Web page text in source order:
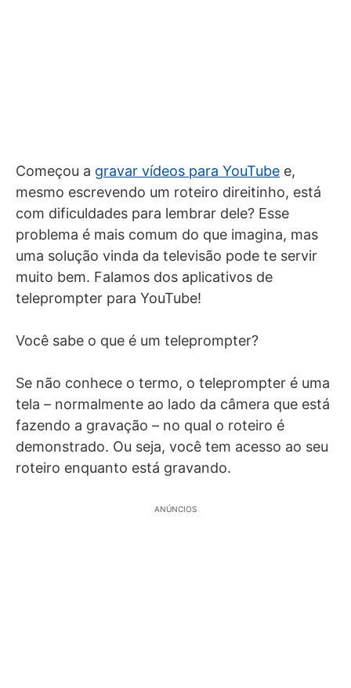
Começou a gravar vídeos para YouTube e,
mesmo escrevendo um roteiro direitinho, está
com dificuldades para lembrar dele? Esse
problema é mais comum do que imagina, mas
uma solução vinda da televisão pode te servir
muito bem. Falamos dos aplicativos de
teleprompter para YouTube!
Você sabe o que é um teleprompter?
Se não conhece o termo, o teleprompter é uma
tela – normalmente ao lado da câmera que está
fazendo a gravação – no qual o roteiro é
demonstrado. Ou seja, você tem acesso ao seu
roteiro enquanto está gravando.
ANÚNCIOS